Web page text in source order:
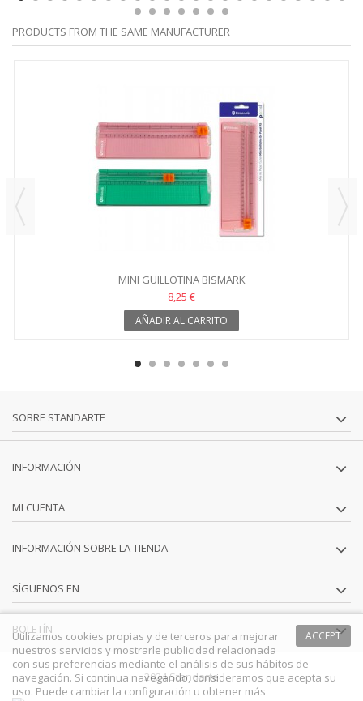
PRODUCTS FROM THE SAME MANUFACTURER
MINI GUILLOTINA BISMARK
8,25 €
AÑADIR AL CARRITO
SOBRE STANDARTE
INFORMACIÓN
MI CUENTA
INFORMACIÓN SOBRE LA TIENDA
SÍGUENOS EN
BOLETÍN
2024 Standarte
ACCEPT
Utilizamos cookies propias y de terceros para mejorar
nuestros servicios y mostrarle publicidad relacionada
con sus preferencias mediante el análisis de sus hábitos de
navegación. Si continua navegando, consideramos que acepta su
uso. Puede cambiar la configuración u obtener más